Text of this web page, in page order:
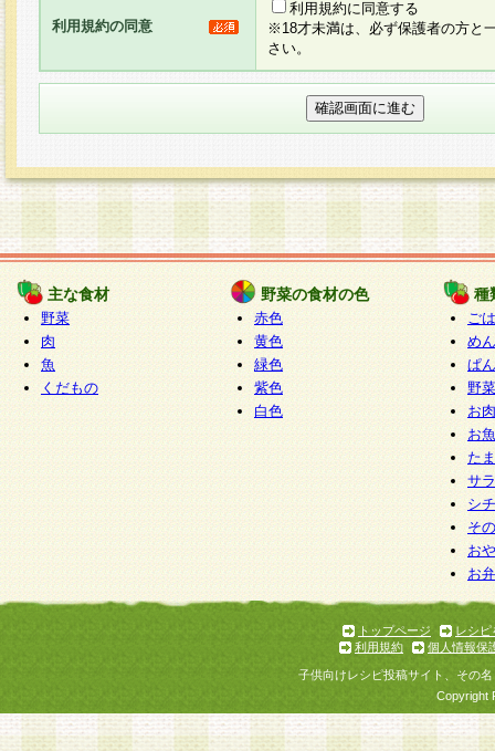
3.当社は、会員の事前の承諾を得ることなく、当
方 法・手段にて、本規約を任意に制定、変更ま
きるものとします。改定後の本規約等は、本規約
に掲示したときに、その 他の諸規定については
てその効力を生じるものとします。
4.本規約は、会員登録希望者による会員登録手続
の当社による会員登録の承認が完了した時点で会
たものとみなされ、会員に対して適用されるもの
5.当社がお聞きする個人情報は、すべて会員登録
で提 供いただいたものと考えております。従っ
自らの個人情報の提供を希望されない場合には、
をお預かりいたしません が、提供されないこと
商品やサービス等をご利用いただけない場合があ
了承ください。
6.当社は、お客様から当社が保有している個人情
加・ 利用停止等を求められた場合には、ご本人
て確認できた場合に限り、法令に準拠して合理的
いただきます。なお、開示 請求等の請求先は個
ります。
1.会員とは、本規約等を承諾のうえ、当社所定の
了し、当社が承認した者、グループとします。な
が以下に該当する場合は会員登録をすることがで
利用規約の同意
利用規約に同意する
※18才未満は、必ず保護者の方と
さい。
主な食材
野菜
肉
魚
くだもの
野菜の食材の色
赤色
黄色
緑色
紫色
白色
種
ご
めん
ぱん
野
お
お
た
サ
シ
そ
お
お
トップページ
レシピ
利用規約
個人情報保
子供向けレシピ投稿サイト、その
Copyright